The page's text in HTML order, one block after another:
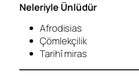
Neleriyle Ünlüdür
Afrodisias
Çömlekçilik
Tarihî miras